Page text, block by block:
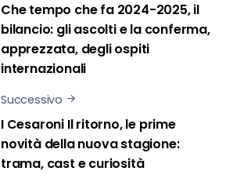
Che tempo che fa 2024-2025, il
bilancio: gli ascolti e la conferma,
apprezzata, degli ospiti
internazionali
Successivo
I Cesaroni Il ritorno, le prime
novità della nuova stagione:
trama, cast e curiosità